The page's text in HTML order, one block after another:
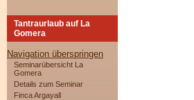
Tantraurlaub auf La
Gomera
Navigation überspringen
Seminarübersicht La
Gomera
Details zum Seminar
Finca Argayall